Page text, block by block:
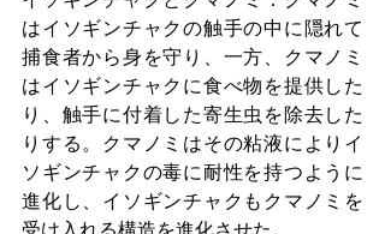
はイソギンチャクの触手の中に隠れて
捕食者から身を守り、一方、クマノミ
はイソギンチャクに食べ物を提供した
り、触手に付着した寄生虫を除去した
りする。クマノミはその粘液によりイ
ソギンチャクの毒に耐性を持つように
進化し、イソギンチャクもクマノミを